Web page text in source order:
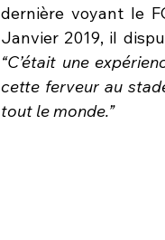
dernière voyant le
“C’était une
cette ferveur au
tout le monde.”